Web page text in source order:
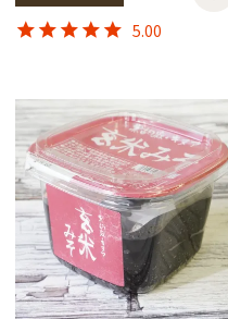
5.00